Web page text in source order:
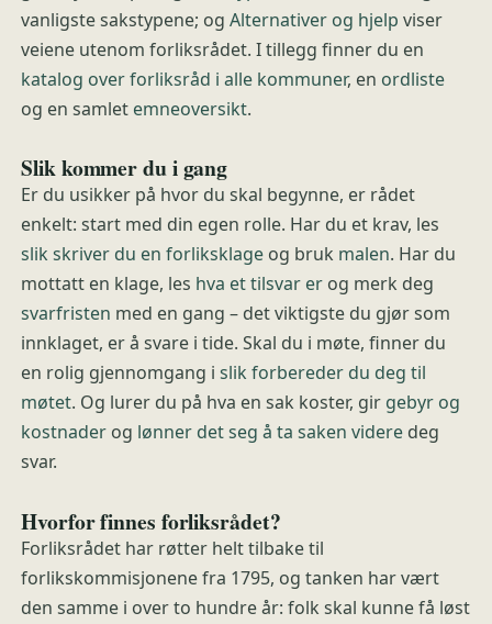
vanligste sakstypene; ogAlternativer og hjelp viser
veiene utenom forliksrådet. I tillegg finner du en
katalog over forliksråd i alle kommuner, en ordliste
og en samlet emneoversikt.
Slik kommer du i gang
Er du usikker på hvor du skal begynne, er rådet
enkelt: start med din egen rolle. Har du et krav, les
slik skriver du en forliksklage og bruk malen. Har du
mottatt en klage, les hva et tilsvar er og merk deg
svarfristen med en gang – det viktigste du gjør som
innklaget, er å svare i tide. Skal du i møte, finner du
en rolig gjennomgang islik forbereder du deg til
møtet. Og lurer du på hva en sak koster, gir gebyr og
kostnader og lønner det seg å ta saken videre deg
svar.
Hvorfor finnes forliksrådet?
Forliksrådet har røtter helt tilbake til
forlikskommisjonene fra 1795, og tanken har vært
den samme i over to hundre år: folk skal kunne få løst